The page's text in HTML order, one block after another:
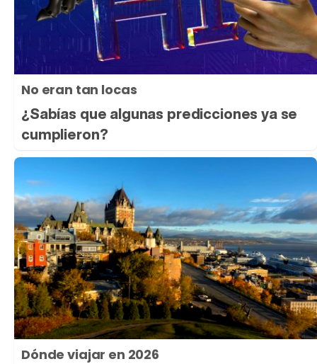
No eran tan locas
¿Sabías que algunas predicciones ya se
cumplieron?
Dónde viajar en 2026